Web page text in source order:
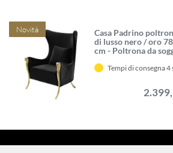
Novità
Casa Padrino
di lusso nero / oro
cm - Poltrona da
soggiorno moderni
Tempi di consegna 4